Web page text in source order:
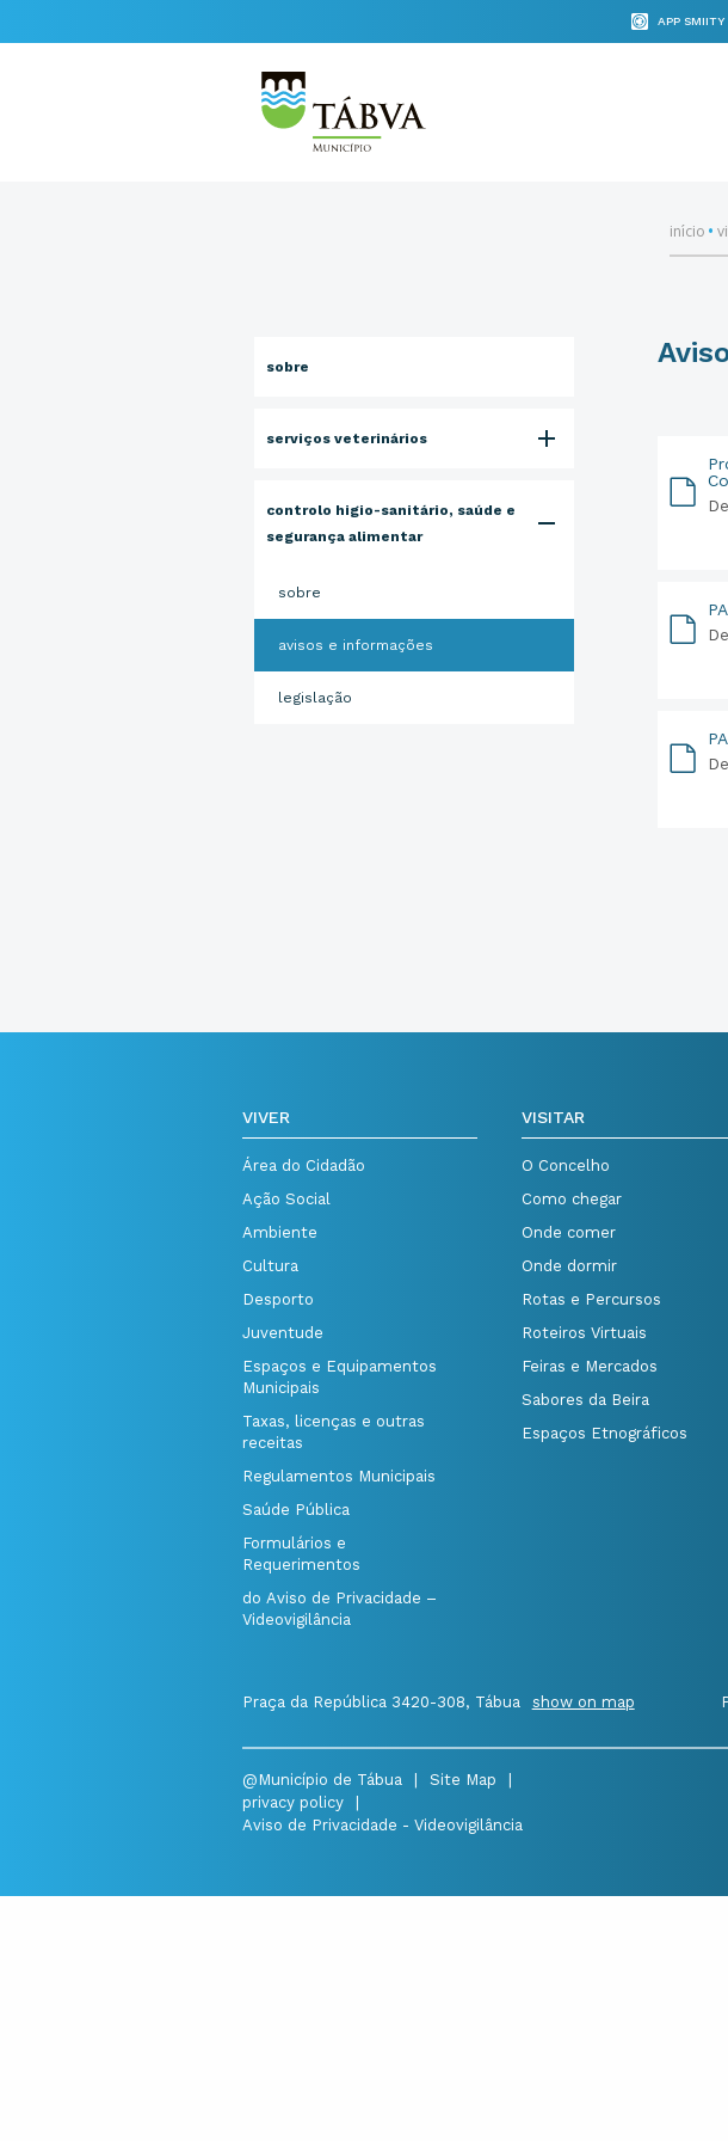
APP SMIITY
sobre
serviços veterinários
controlo higio-sanitário, saúde e
segurança alimentar
sobre
avisos e informações
legislação
início•
VIVER
Área do Cidadão
Ação Social
Ambiente
Cultura
Desporto
Juventude
Espaços e Equipamentos
Municipais
Taxas, licenças e outras
receitas
Regulamentos Municipais
Saúde Pública
Formulários e
Requerimentos
do Aviso de Privacidade –
Videovigilância
VISITAR
O Concelho
Como chegar
Onde comer
Onde dormir
Rotas e Percursos
Roteiros Virtuais
Feiras e Mercados
Sabores da Beira
Espaços Etnográficos
Praça da República 3420-308, Tábua show on map
@Município de Tábua Site Map
privacy policy
Aviso de Privacidade - Videovigilância